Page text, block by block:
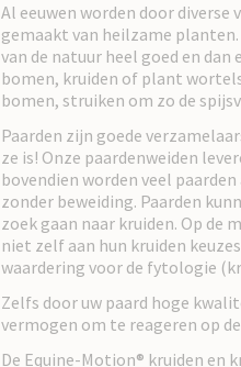
Al eeuwen worden door
gemaakt van heilzame
van de natuur heel goed en
bomen, kruiden of plant
bomen, struiken om zo de
Paarden zijn goede
ze is! Onze paardenweiden
bovendien worden veel
zonder beweiding. Paarden
zoek gaan naar kruiden. Op de
niet zelf aan hun kruiden
waardering voor de fytologie
Zelfs door uw paard hoge
vermogen om te reageren op
De Equine-Motion® kruiden en